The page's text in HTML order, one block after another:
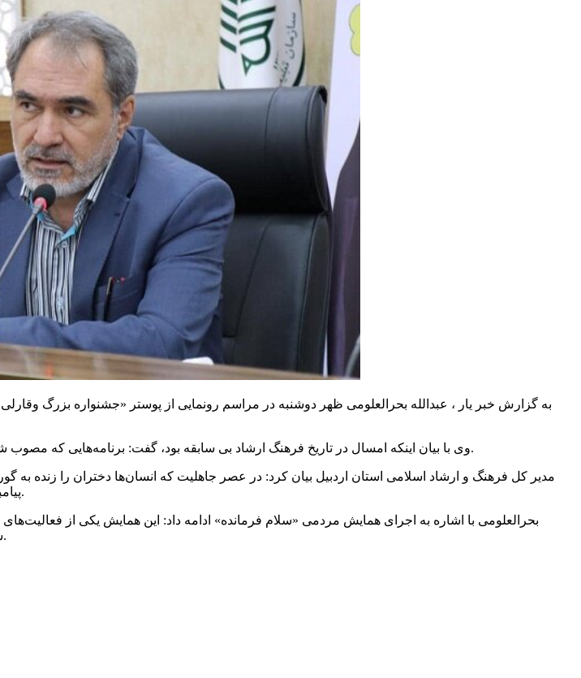
به گزارش خبر یار ، عبدالله بحرالعلومی ظهر دوشنبه در مراسم رونمایی از پوستر «جشنواره بزرگ وقارلی
وی با بیان اینکه امسال در تاریخ فرهنگ ارشاد بی سابقه بود، گفت: برنامه‌هایی که مصوب شده بود، اجرایی شد و توانستیم سقف اعتباری که برای استان در نظر گرفته شده بود را جذب کنیم.
مدیر کل فرهنگ و ارشاد اسلامی استان اردبیل بیان کرد: در عصر جاهلیت که انسان‌ها دختران را زنده
پیامبر در ارزش گذاری به مقام زن در دین مبین اسلام است که تحول بزرگی در تاریخ بشری ایجاد کرد.
بحرالعلومی با اشاره به اجرای همایش مردمی «سلام فرمانده» ادامه داد: این همایش یکی از فعالیت‌های فرهنگی است که با
برپا خواهد شد که از عموم مردم دعوت می‌شود در اجرای این همایش حضور داشته باشند.